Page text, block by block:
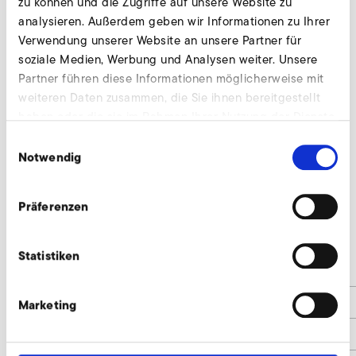
analysieren. Außerdem geben wir Informationen zu Ihrer
Verwendung unserer Website an unsere Partner für
soziale Medien, Werbung und Analysen weiter. Unsere
Partner führen diese Informationen möglicherweise mit
weiteren Daten zusammen, die Sie ihnen bereitgestellt
Notwendig
Präferenzen
Statistiken
Marketing
Nur gültig für folgende Varianten:
SD 42 50 Hz
d